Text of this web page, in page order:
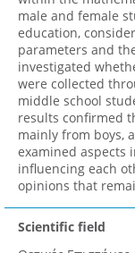
male and female
education,
parameters and
investigated
were collected
middle school
results confirmed
mainly from boys,
examined aspects
influencing each
opinions that
Scientific field